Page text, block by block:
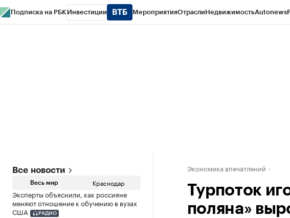
Подписка на РБК Инвестиции МероприятияОтраслиНедвижимостьAutonews
Все новости
Весь мир Краснодар
Эксперты объяснили, как россияне
меняют отношение к обучению в вузах
США
РАДИО
Экономика впечатлений
Турпоток
поляна»